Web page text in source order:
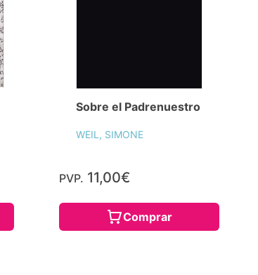
Sobre el Padrenuestro
WEIL, SIMONE
PVP. 11,00€
Comprar